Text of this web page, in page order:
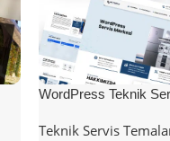
WordPress Teknik
Teknik Servis